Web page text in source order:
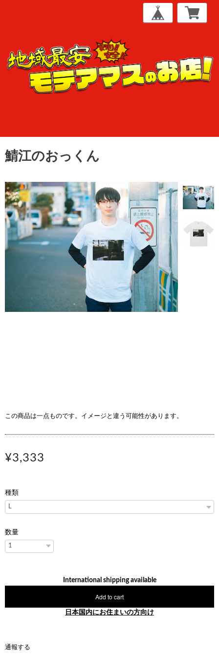
鯖江のおっくん
この商品は一点ものです。イメージと違う可能性があります。
¥3,333
種類
数量
International shipping available
Add to cart
日本国内にお住まいの方向け
通報する